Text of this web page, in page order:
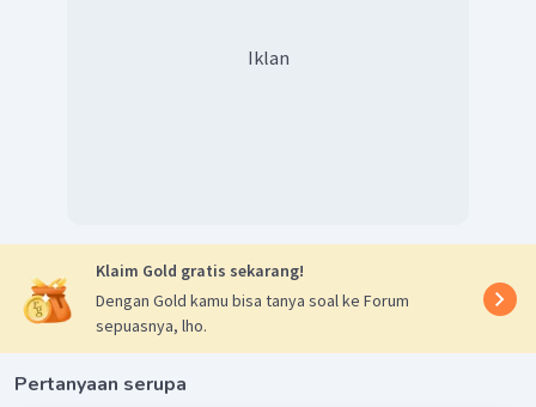
Iklan
Klaim Gold gratis sekarang!
Dengan Gold kamu bisa tanya soal ke Forum
sepuasnya, lho.
Pertanyaan serupa